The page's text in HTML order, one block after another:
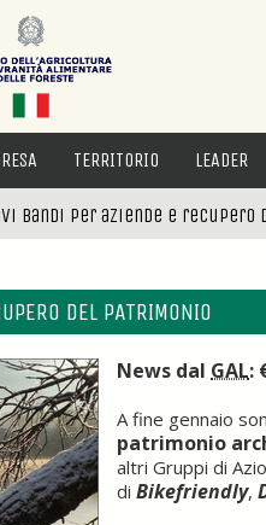
TERRITORIO LEADER
bandi per aziende e
DEL PATRIMONIO
News dal GAL:
A fine gennaio
patrimonio
altri Gruppi di
di Bikefriendly,